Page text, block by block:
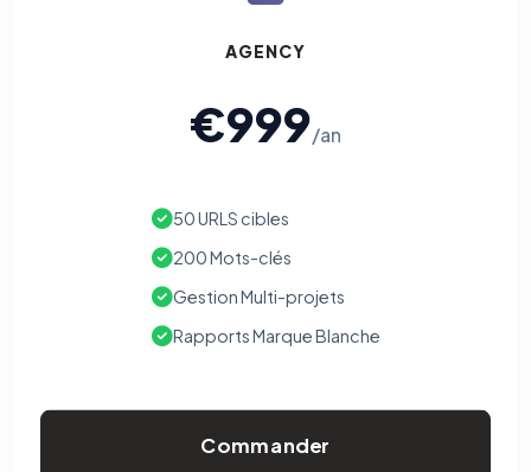
AGENCY
€999/an
50 URLS cibles
200 Mots-clés
Gestion Multi-projets
Rapports Marque Blanche
Commander